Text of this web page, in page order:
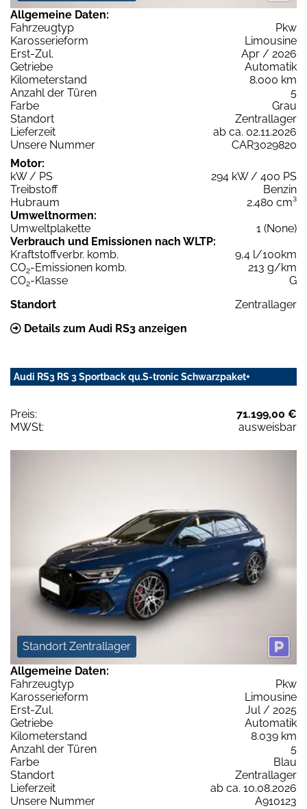
Allgemeine Daten:
Fahrzeugtyp
Pkw
Karosserieform
Limousine
Erst-Zul.
Apr / 2026
Getriebe
Automatik
Kilometerstand
8.000 km
Anzahl der Türen
5
Farbe
Grau
Standort
Zentrallager
Lieferzeit
ab ca. 02.11.2026
Unsere Nummer
CAR3029820
Motor:
kW / PS
294 kW / 400 PS
Treibstoff
Benzin
Hubraum
2.480 cm³
Umweltnormen:
Umweltplakette
1 (None)
Verbrauch und Emissionen nach WLTP:
Kraftstoffverbr. komb.
9,4 l/100km
CO2-Emissionen komb.
213 g/km
CO2-Klasse
G
Standort
Zentrallager
Details zum Audi RS3 anzeigen
Audi RS3 RS 3 Sportback qu.S-tronic Schwarzpaket+
Preis:
71.199,00 €
MWSt:
ausweisbar
Standort Zentrallager
Allgemeine Daten:
Fahrzeugtyp
Pkw
Karosserieform
Limousine
Erst-Zul.
Jul / 2025
Getriebe
Automatik
Kilometerstand
8.039 km
Anzahl der Türen
5
Farbe
Blau
Standort
Zentrallager
Lieferzeit
ab ca. 10.08.2026
Unsere Nummer
A910123